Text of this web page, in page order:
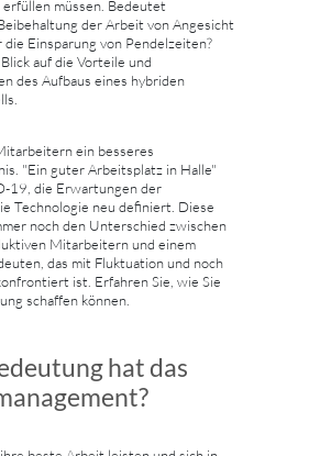
müssen. Bedeutet
der Arbeit von Angesicht
Einsparung von Pendelzeiten?
auf die Vorteile und
des Aufbaus eines hybriden
ein besseres
"Ein guter Arbeitsplatz in Halle"
19, die Erwartungen der
Technologie neu definiert. Diese
noch den Unterschied zwischen
Mitarbeitern und einem
das mit Fluktuation und noch
ist. Erfahren Sie, wie Sie
schaffen können.
hat das